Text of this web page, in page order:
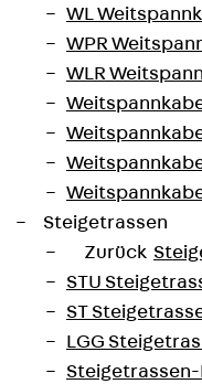
WL
WPR
WLR
Steigetrassen
Zurück
STU
ST
LGG